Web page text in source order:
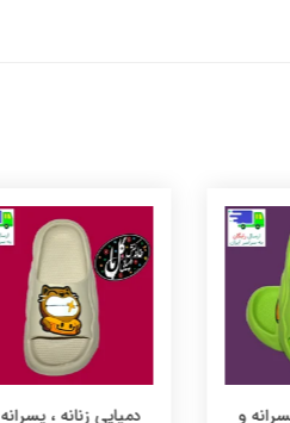
و
دمپایی زنانه ، پسرانه و